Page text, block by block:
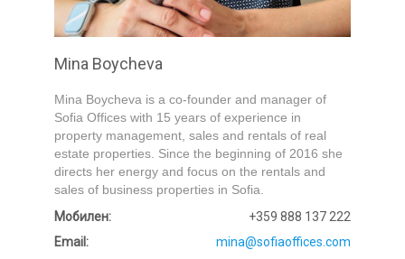
Submit
Mina Boycheva
Mina Boycheva is a co-founder and manager of
Sofia Offices with 15 years of experience in
property management, sales and rentals of real
estate properties. Since the beginning of 2016 she
directs her energy and focus on the rentals and
sales of business properties in Sofia.
Мобилен:
+359 888 137 222
Email:
mina@sofiaoffices.com